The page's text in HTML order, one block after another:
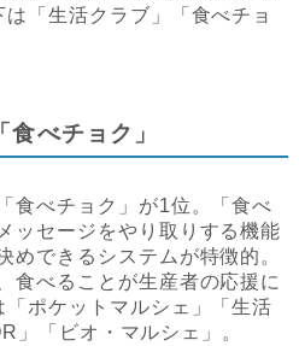
「生活クラブ」「食べチョ
べチョク」
食べチョク」が1位。「食べ
ッセージをやり取りする機能
めできるシステムが特徴的。
食べることが生産者の応援に
ポケットマルシェ」「生活
」「ビオ・マルシェ」。